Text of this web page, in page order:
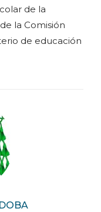
de la
la Comisión
de educación